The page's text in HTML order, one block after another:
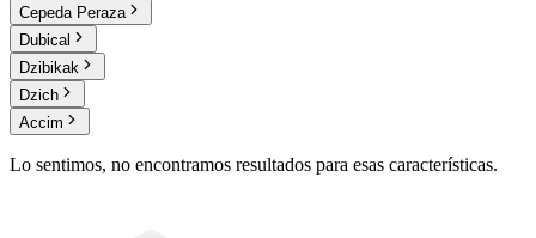
Cepeda Peraza
Dubical
Dzibikak
Dzich
Accim
Lo sentimos, no encontramos resultados para esas características.